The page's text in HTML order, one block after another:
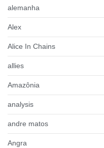
alemanha
Alex
Alice In Chains
allies
Amazônia
analysis
andre matos
Angra